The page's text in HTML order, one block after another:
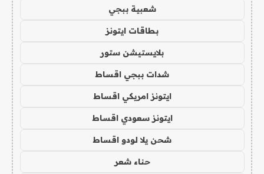
شعبية ببجي
بطاقات ايتونز
بلايستيشن ستور
شدات ببجي اقساط
ايتونز امريكي اقساط
ايتونز سعودي اقساط
شحن يلا لودو اقساط
حناء شعر